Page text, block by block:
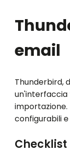
email
Thunderbird,
un'interfaccia
importazione.
configurabili